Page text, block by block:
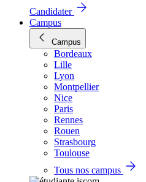
Candidater
Campus
Campus
Bordeaux
Lille
Lyon
Montpellier
Nice
Paris
Rennes
Rouen
Strasbourg
Toulouse
Tous nos campus